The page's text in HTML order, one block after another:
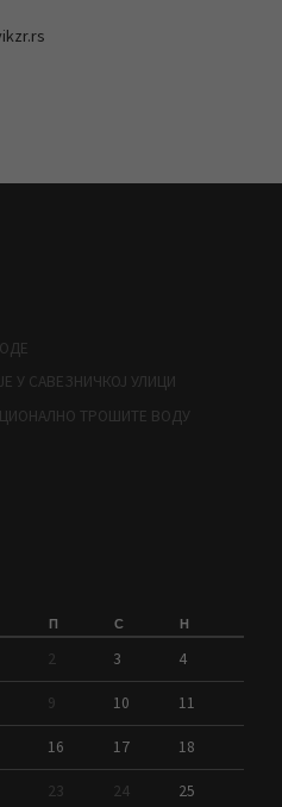
У САВЕЗНИЧКОЈ УЛИЦИ
ТРОШИТЕ ВОДУ
П С Н
2 3 4
9 10 11
16 17 18
23 24 25